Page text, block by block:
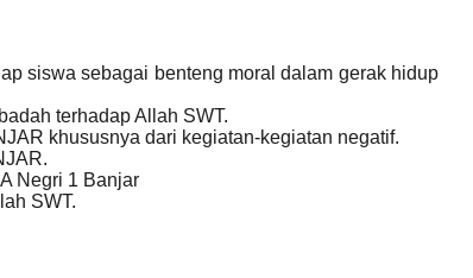
siswa sebagai benteng moral dalam gerak hidup
terhadap Allah SWT.
khususnya dari kegiatan-kegiatan negatif.
Negri 1 Banjar
SWT.